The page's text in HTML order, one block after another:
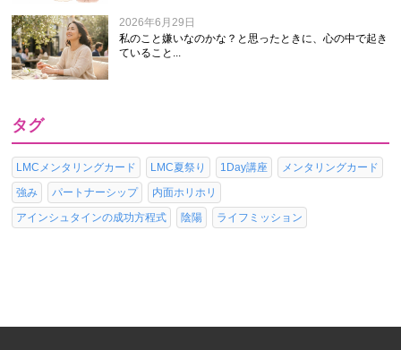
2026年6月29日
私のこと嫌いなのかな？と思ったときに、心の中で起き
ていること...
タグ
LMCメンタリングカード LMC夏祭り 1Day講座
メンタリングカード
強み
パートナーシップ
内面ホリホリ
アインシュタインの成功方程式
陰陽 ライフミッション